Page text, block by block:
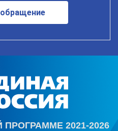
2021-2026